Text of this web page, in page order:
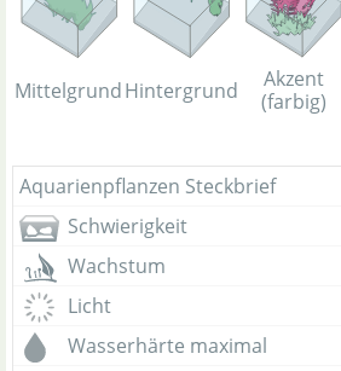
MittelgrundHintergrund
Akzent
(farbig)
Aquarienpflanzen Steckbrief
Schwierigkeit
Wachstum
Licht
Wasserhärte maximal